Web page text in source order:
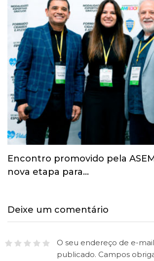
Esporte ganha espaço na
econômica e mobiliza…
Deixe um comentário
O seu endereço de e-
publicado. Campos